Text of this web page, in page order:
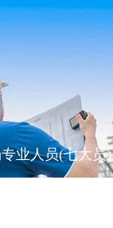
业人员(七大员)